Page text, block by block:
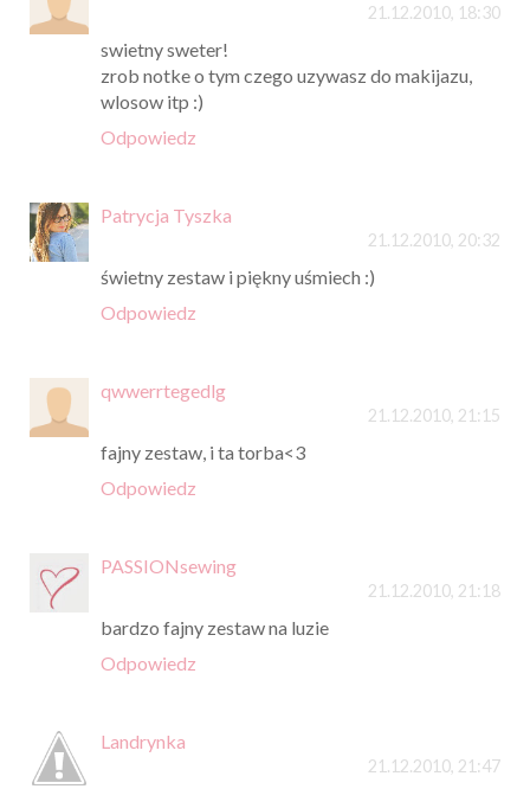
21.12.2010, 18:30
swietny sweter!
zrob notke o tym czego uzywasz do makijazu,
wlosow itp :)
Odpowiedz
Patrycja Tyszka
21.12.2010, 20:32
świetny zestaw i piękny uśmiech :)
Odpowiedz
qwwerrtegedlg
21.12.2010, 21:15
fajny zestaw, i ta torba<3
Odpowiedz
PASSIONsewing
21.12.2010, 21:18
bardzo fajny zestaw na luzie
Odpowiedz
Landrynka
21.12.2010, 21:47